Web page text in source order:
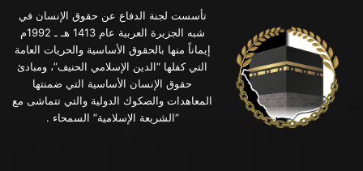
تأسست لجنة الدفاع عن حقوق الإنسان في
شبه الجزيرة العربية عام 1413 هـ ـ 1992م
إيماناً منها بالحقوق الأساسية والحريات العامة
التي كفلها “الدين الإسلامي الحنيف”، ومبادئ
حقوق الإنسان الأساسية التي ضمنتها
المعاهدات والصكوك الدولية والتي تتماشى مع
“الشريعة الإسلامية” السمحاء .